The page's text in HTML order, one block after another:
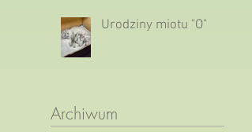
Urodziny miotu "O"
Archiwum